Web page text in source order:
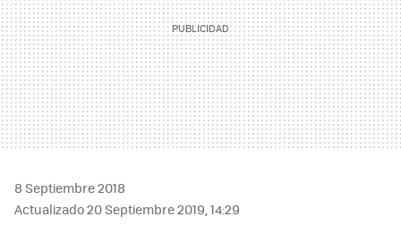
8 Septiembre 2018
Actualizado 20 Septiembre 2019, 14:29